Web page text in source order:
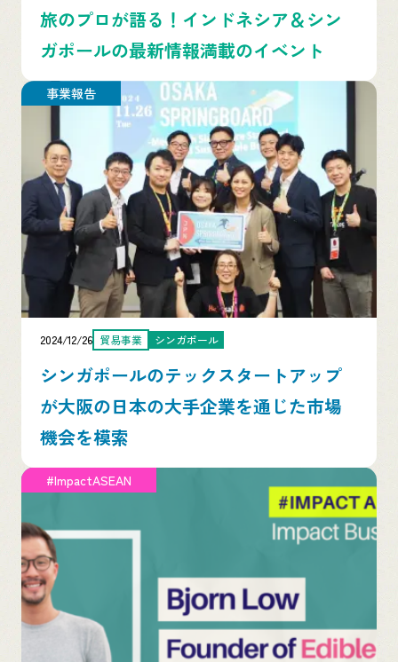
旅のプロが語る！インドネシア＆シン
ガポールの最新情報満載のイベント
事業報告
2024/12/26 貿易事業 シンガポール
シンガポールのテックスタートアップ
が大阪の日本の大手企業を通じた市場
機会を模索
#ImpactASEAN